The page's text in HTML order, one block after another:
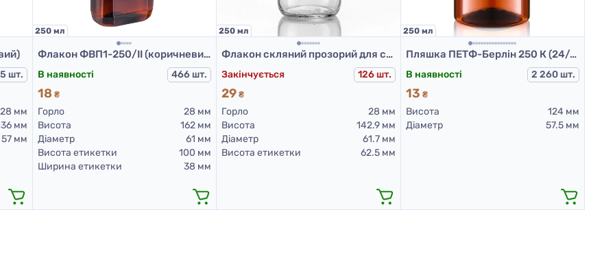
шт.
28 мм
мм
57 мм
250 мл
Флакон ФВП1-250/II (коричневий)
В наявності 466 шт.
18 ₴
Горло
28 мм
Висота
162 мм
Діаметр
61 мм
Висота етикетки
100 мм
Ширина етикетки
38 мм
250 мл
Флакон скляний прозорий для сиропів, 250 мл ФС3-250III (скляний флакон 250 мл)
Закінчується 126 шт.
29 ₴
Горло
28 мм
Висота
142.9 мм
Діаметр
61.7 мм
Висота етикетки
62.5 мм
250 мл
Пляшка ПЕТФ-Берлін 250 К (24/410) д.57,5
В наявності 2 260 шт.
13 ₴
Висота
124 мм
Діаметр
57.5 мм